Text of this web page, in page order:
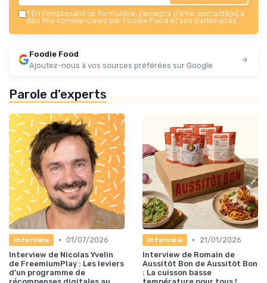
* En remplissant ce formulaire, j’accepte d’être contacté(e) à
des fins commerciales par Foodie Food et ses partenaires.
Foodie Food
Ajoutez-nous à vos sources préférées sur Google
Parole d'experts
Interview • 01/07/2026
Interview de Nicolas Yvelin
de FreemiumPlay : Les leviers
d’un programme de
Interview •
21/01/2026
Interview de Romain de
Aussitôt Bon de Aussitôt Bon
: La cuisson basse